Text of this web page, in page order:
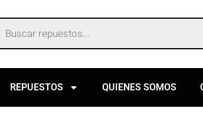
REPUESTOS QUIENES SOMOS